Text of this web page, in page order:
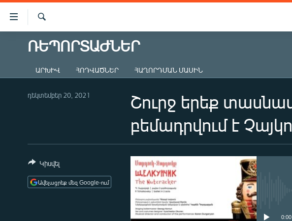
Մատչելիության
հղումներ
հիմնական
մենյուին
ԱԶԱՏՈՒԹՅՈՒՆ TV
ՔԱՂԱՔԱԿԱՆ
ԸՆՏՐՈՒԹՅՈՒՆՆԵՐ 2026
ՂԱՐԱԲԱՂ
ՊԱՏԵՐԱԶՄԻ 6 ՇԱԲԱԹՆԵՐԸ
ՌԵՊՈՐՏԱԺՆԵՐ
ԱՐԽԻՎ ՀՈԴՎԱԾՆԵՐ ՀԱՂՈՐԴՄԱՆ ՄԱՍԻՆ
Շուրջ երեք
բեմադրվում է
դեկտեմբեր 20, 2021
0:00
Կիսվել
Ավելացրեք մեզ Google-ում